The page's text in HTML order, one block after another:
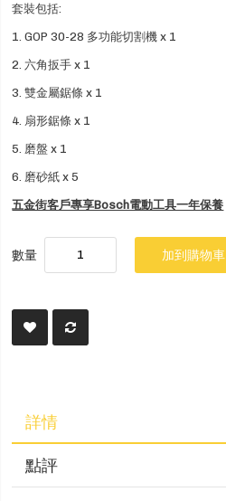
套裝包括:
1. GOP 30-28 多功能切割機 x 1
2. 六角扳手 x 1
3. 雙金屬鋸條 x 1
4. 扇形鋸條 x 1
5. 磨盤 x 1
6. 磨砂紙 x 5
五金街客戶專享Bosch電動工具一年保養
數量 加到購物車
詳情
點評